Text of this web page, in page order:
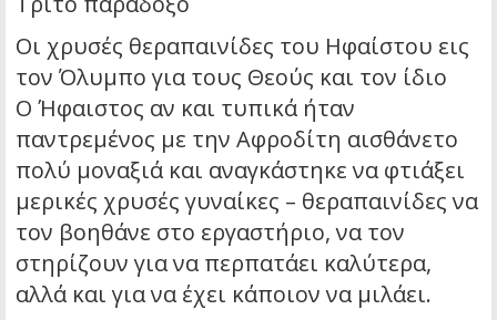
Οι χρυσές θεραπαινίδες του Ηφαίστου εις
τον Όλυμπο για τους Θεούς και τον ίδιο
Ο Ήφαιστος αν και τυπικά ήταν
παντρεμένος με την Αφροδίτη αισθάνετο
πολύ μοναξιά και αναγκάστηκε να φτιάξει
μερικές χρυσές γυναίκες – θεραπαινίδες να
τον βοηθάνε στο εργαστήριο, να τον
στηρίζουν για να περπατάει καλύτερα,
αλλά και για να έχει κάποιον να μιλάει.